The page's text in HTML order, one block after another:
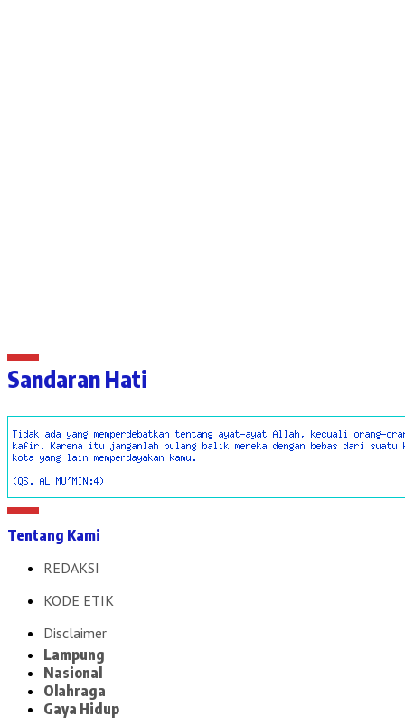
Sandaran Hati
Tentang Kami
REDAKSI
KODE ETIK
Disclaimer
Lampung
Nasional
Olahraga
Gaya Hidup